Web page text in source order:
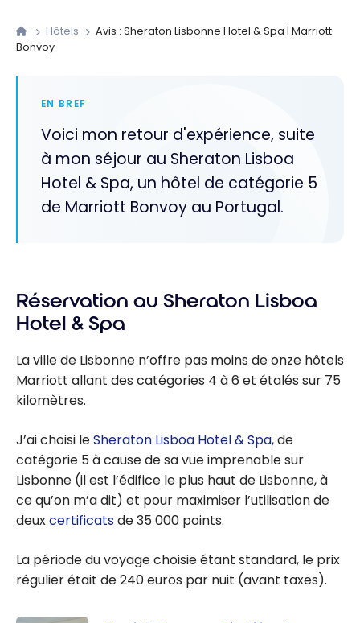
Hôtels
Avis : Sheraton Lisbonne Hotel & Spa | Marriott
Bonvoy
EN BREF
Voici mon retour d'expérience, suite
à mon séjour au Sheraton Lisboa
Hotel & Spa, un hôtel de catégorie 5
de Marriott Bonvoy au Portugal.
Réservation au Sheraton Lisboa
Hotel & Spa
La ville de Lisbonne n’offre pas moins de onze hôtels
Marriott allant des catégories 4 à 6 et étalés sur 75
kilomètres.
J’ai choisi leSheraton Lisboa Hotel & Spa,de
catégorie 5 à cause de sa vue imprenable sur
Lisbonne (il est l’édifice le plus haut de Lisbonne, à
ce qu’on m’a dit) et pour maximiser l’utilisation de
deuxcertificatsde 35 000 points.
La période du voyage choisie étant standard, le prix
régulier était de 240 euros par nuit (avant taxes).